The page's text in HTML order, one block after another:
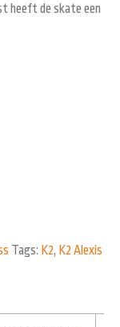
heeft de skate een
Tags: K2, K2 Alexis